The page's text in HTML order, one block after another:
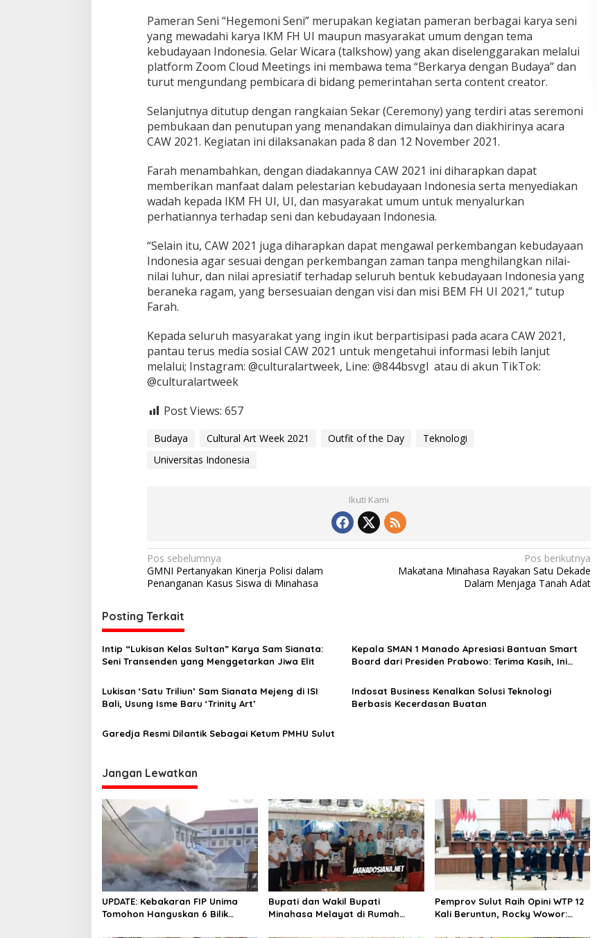
Pameran Seni “Hegemoni Seni” merupakan kegiatan pameran berbagai karya seni
yang mewadahi karya IKM FH UI maupun masyarakat umum dengan tema
kebudayaan Indonesia. Gelar Wicara (talkshow) yang akan diselenggarakan melalui
platform Zoom Cloud Meetings ini membawa tema “Berkarya dengan Budaya” dan
turut mengundang pembicara di bidang pemerintahan serta content creator.
Selanjutnya ditutup dengan rangkaian Sekar (Ceremony) yang terdiri atas seremoni
pembukaan dan penutupan yang menandakan dimulainya dan diakhirinya acara
CAW 2021. Kegiatan ini dilaksanakan pada 8 dan 12 November 2021.
Farah menambahkan, dengan diadakannya CAW 2021 ini diharapkan dapat
memberikan manfaat dalam pelestarian kebudayaan Indonesia serta menyediakan
wadah kepada IKM FH UI, UI, dan masyarakat umum untuk menyalurkan
perhatiannya terhadap seni dan kebudayaan Indonesia.
“Selain itu, CAW 2021 juga diharapkan dapat mengawal perkembangan kebudayaan
Indonesia agar sesuai dengan perkembangan zaman tanpa menghilangkan nilai-
nilai luhur, dan nilai apresiatif terhadap seluruh bentuk kebudayaan Indonesia yang
beraneka ragam, yang bersesuaian dengan visi dan misi BEM FH UI 2021,” tutup
Farah.
Kepada seluruh masyarakat yang ingin ikut berpartisipasi pada acara CAW 2021,
pantau terus media sosial CAW 2021 untuk mengetahui informasi lebih lanjut
melalui; Instagram: @culturalartweek, Line: @844bsvgl atau di akun TikTok:
@culturalartweek
Post Views: 657
Budaya Cultural Art Week 2021 Outfit of the Day
Teknologi
Universitas Indonesia
Ikuti Kami
N
a
i
g
a
i
p
o
Pos sebelumnya
GMNI Pertanyakan Kinerja Polisi dalam
Penanganan Kasus Siswa di Minahasa
Pos berikutnya
Makatana Minahasa Rayakan Satu Dekade
Dalam Menjaga Tanah Adat
Posting Terkait
Intip “Lukisan Kelas Sultan” Karya Sam Sianata:
Seni Transenden yang Menggetarkan Jiwa Elit
Kepala SMAN 1 Manado Apresiasi Bantuan Smart
Board dari Presiden Prabowo: Terima Kasih, Ini
Lukisan ‘Satu Triliun’ Sam Sianata Mejeng di ISI
Bali, Usung Isme Baru ‘Trinity Art’
Indosat Business Kenalkan Solusi Teknologi
Berbasis Kecerdasan Buatan
Garedja Resmi Dilantik Sebagai Ketum PMHU Sulut
Jangan Lewatkan
UPDATE: Kebakaran FIP Unima
Tomohon Hanguskan 6 Bilik
Bupati dan Wakil Bupati
Minahasa Melayat di Rumah
Pemprov Sulut Raih Opini WTP 12
Kali Beruntun, Rocky Wowor: